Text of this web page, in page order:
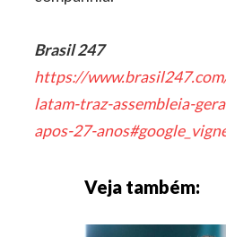
Brasil 247
https://
latam-traz-assembleia-
apos-27-
Veja também: